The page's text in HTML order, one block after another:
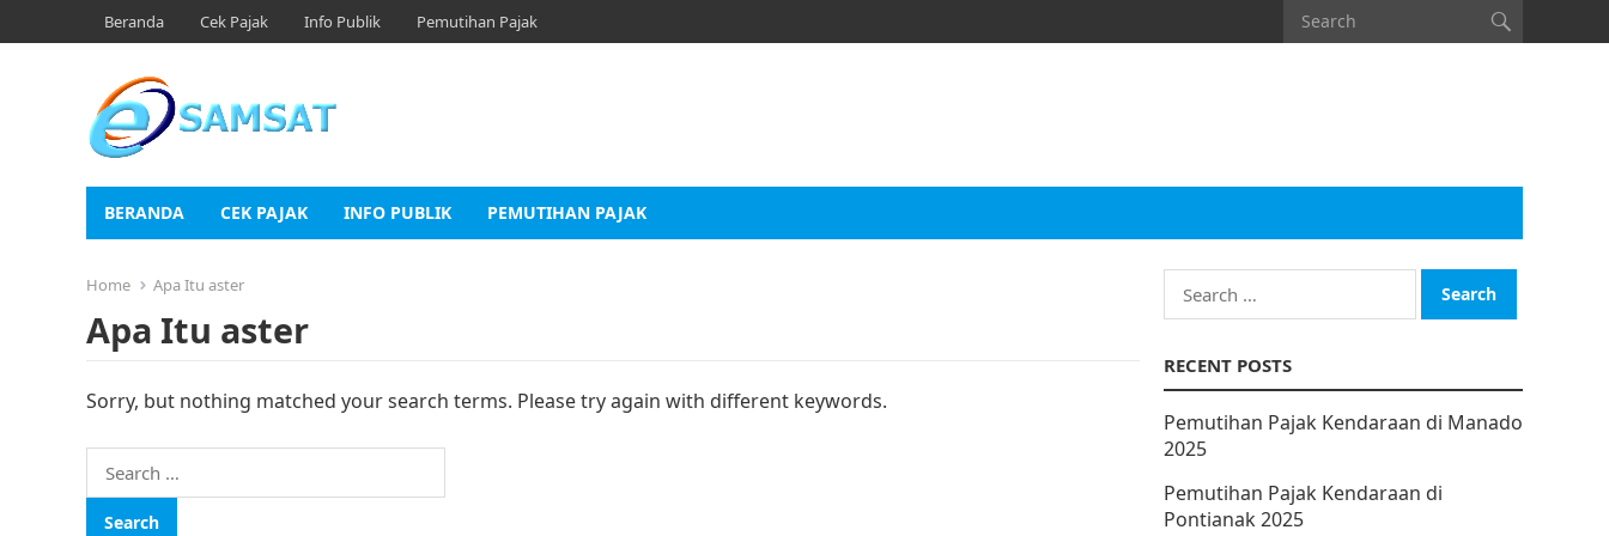
Beranda Cek Pajak Info Publik Pemutihan Pajak
BERANDA CEK PAJAK INFO PUBLIK PEMUTIHAN PAJAK
Home Apa Itu aster
Apa Itu aster
Sorry, but nothing matched your search terms. Please try again with different keywords.
Search
for:
Search
for:
RECENT POSTS
Pemutihan Pajak Kendaraan di Manado
2025
Pemutihan Pajak Kendaraan di
Pontianak 2025